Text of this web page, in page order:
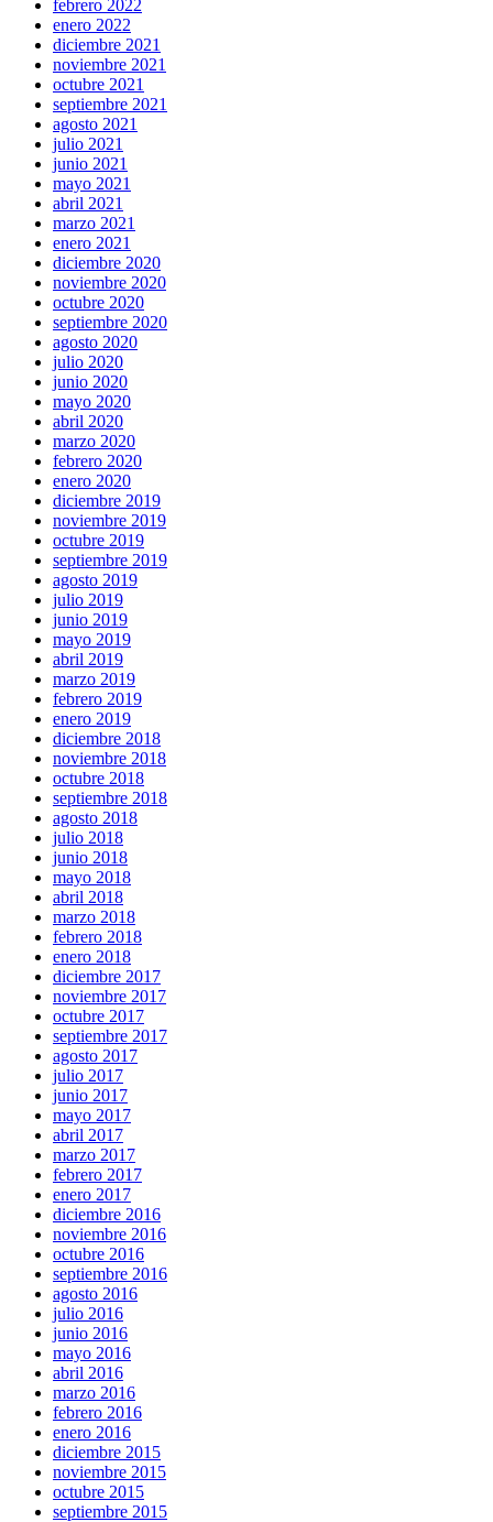
febrero 2022
enero 2022
diciembre 2021
noviembre 2021
octubre 2021
septiembre 2021
agosto 2021
julio 2021
junio 2021
mayo 2021
abril 2021
marzo 2021
enero 2021
diciembre 2020
noviembre 2020
octubre 2020
septiembre 2020
agosto 2020
julio 2020
junio 2020
mayo 2020
abril 2020
marzo 2020
febrero 2020
enero 2020
diciembre 2019
noviembre 2019
octubre 2019
septiembre 2019
agosto 2019
julio 2019
junio 2019
mayo 2019
abril 2019
marzo 2019
febrero 2019
enero 2019
diciembre 2018
noviembre 2018
octubre 2018
septiembre 2018
agosto 2018
julio 2018
junio 2018
mayo 2018
abril 2018
marzo 2018
febrero 2018
enero 2018
diciembre 2017
noviembre 2017
octubre 2017
septiembre 2017
agosto 2017
julio 2017
junio 2017
mayo 2017
abril 2017
marzo 2017
febrero 2017
enero 2017
diciembre 2016
noviembre 2016
octubre 2016
septiembre 2016
agosto 2016
julio 2016
junio 2016
mayo 2016
abril 2016
marzo 2016
febrero 2016
enero 2016
diciembre 2015
noviembre 2015
octubre 2015
septiembre 2015